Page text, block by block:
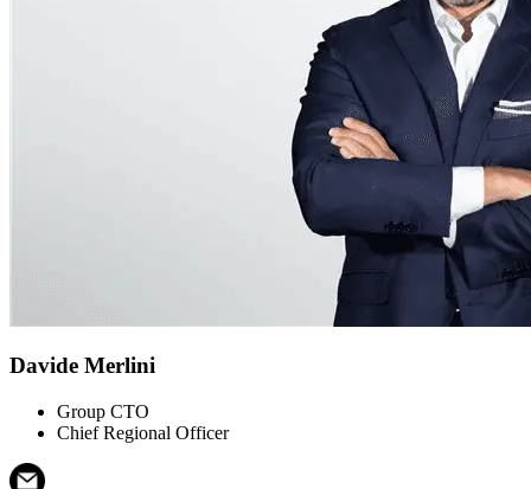
Davide Merlini
Group CTO
Chief Regional Officer